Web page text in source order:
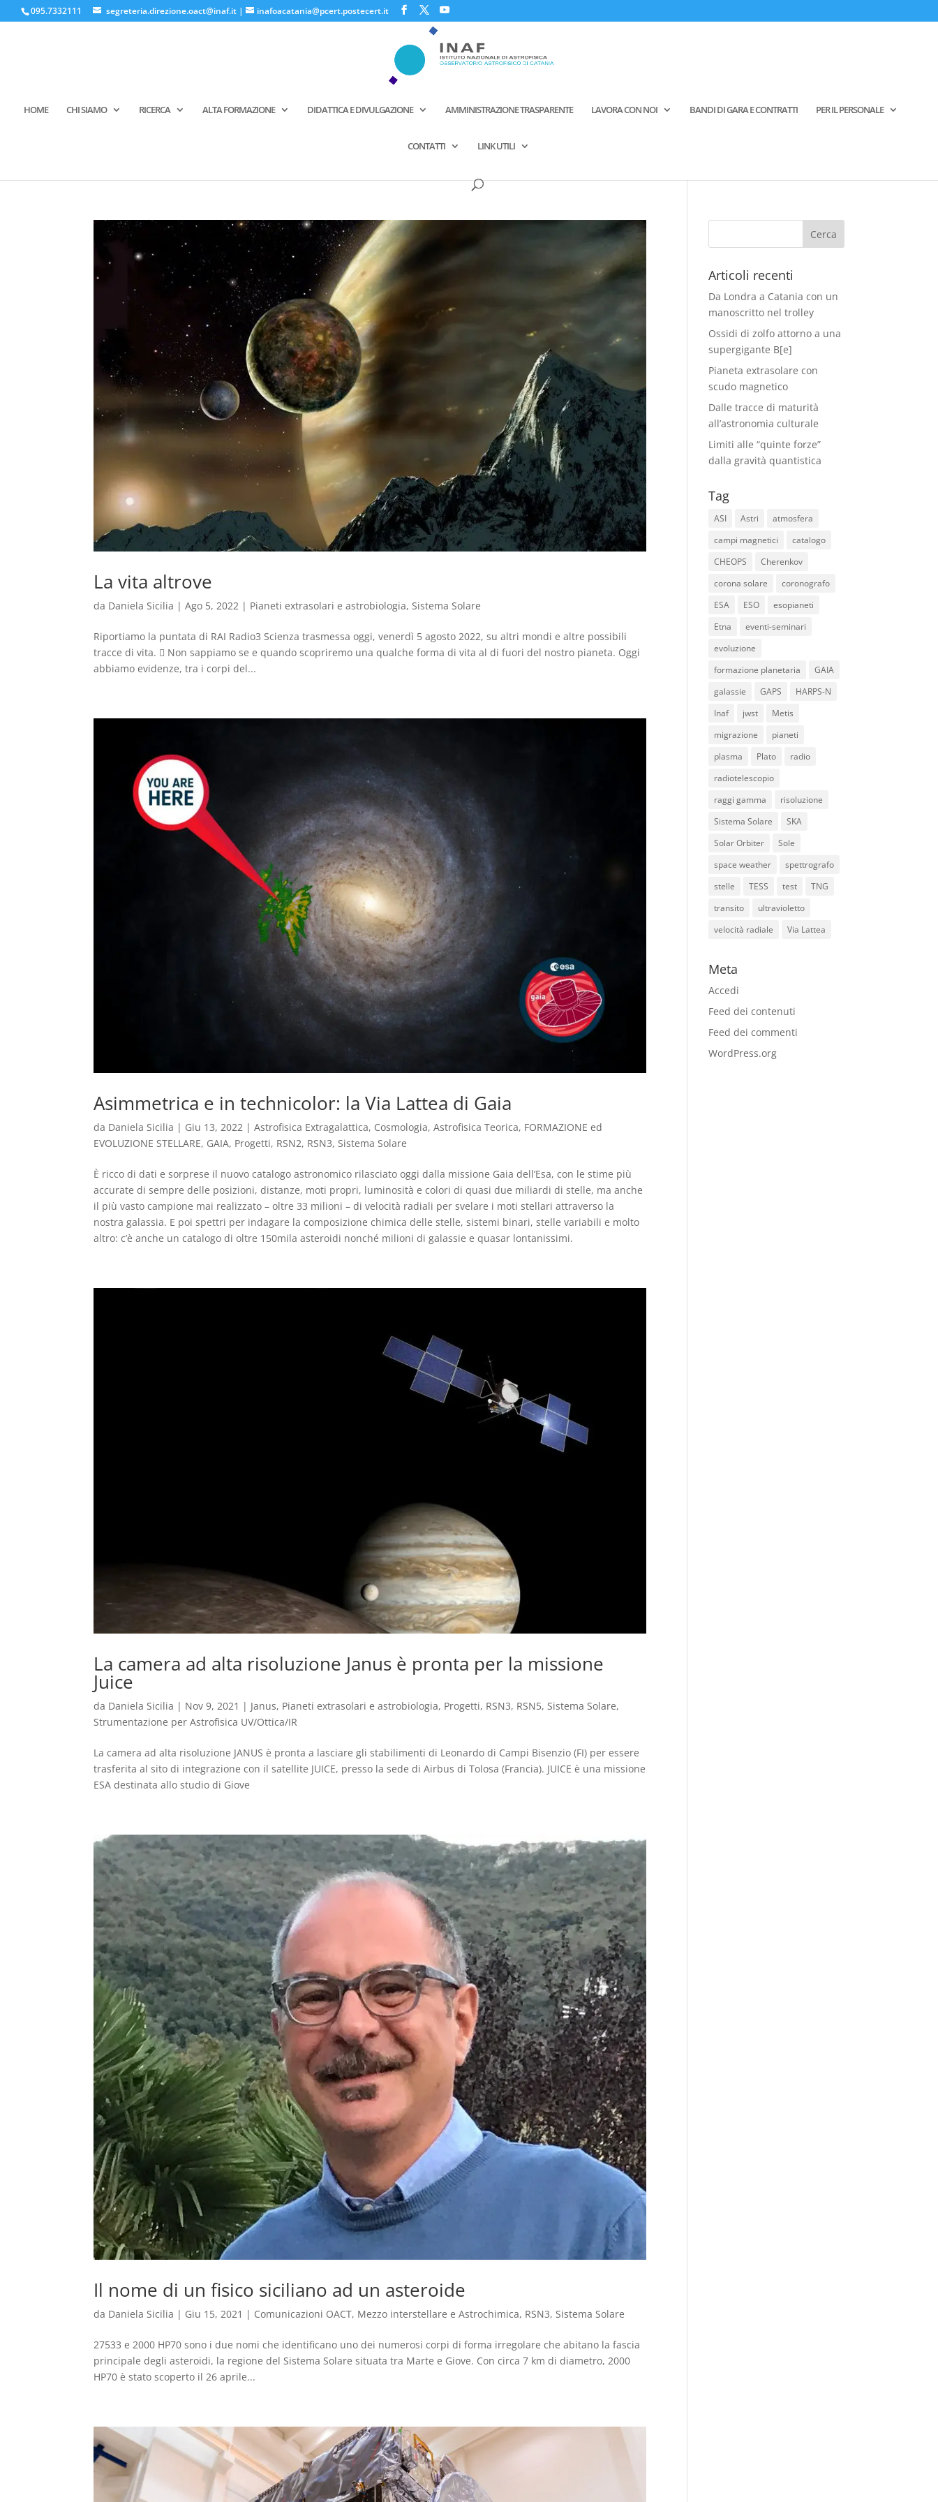
095.7332111 segreteria.direzione.oact@inaf.it | inafoacatania@pcert.postecert.it
HOME CHI SIAMO RICERCA ALTA FORMAZIONE DIDATTICA E DIVULGAZIONE AMMINISTRAZIONE TRASPARENTE LAVORA CON NOI BANDI DI GARA E CONTRATTI PER IL PERSONALE
CONTATTI LINK UTILI
La vita altrove
da Daniela Sicilia |Ago 5, 2022 | Pianeti extrasolari e astrobiologia, Sistema Solare
Riportiamo la puntata di RAI Radio3 Scienza trasmessa oggi, venerdì 5 agosto 2022, su altri mondi e altre possibili
tracce di vita.  Non sappiamo se e quando scopriremo una qualche forma di vita al di fuori del nostro pianeta. Oggi
abbiamo evidenze, tra i corpi del...
Asimmetrica e in technicolor: la Via Lattea di Gaia
da Daniela Sicilia | Giu 13, 2022 |Astrofisica Extragalattica, Cosmologia, Astrofisica Teorica, FORMAZIONE ed
EVOLUZIONE STELLARE, GAIA, Progetti, RSN2, RSN3,Sistema Solare
È ricco di dati e sorprese il nuovo catalogo astronomico rilasciato oggi dalla missione Gaia dell’Esa, con le stime più
accurate di sempre delle posizioni, distanze, moti propri, luminosità e colori di quasi due miliardi di stelle, ma anche
il più vasto campione mai realizzato – oltre 33 milioni – di velocità radiali per svelare i moti stellari attraverso la
nostra galassia. E poi spettri per indagare la composizione chimica delle stelle, sistemi binari, stelle variabili e molto
altro: c’è anche un catalogo di oltre 150mila asteroidi nonché milioni di galassie e quasar lontanissimi.
La camera ad alta risoluzione Janus è pronta per la missione
Juice
da Daniela Sicilia | Nov 9, 2021 | Janus, Pianeti extrasolari e astrobiologia, Progetti, RSN3, RSN5,Sistema Solare,
Strumentazione per Astrofisica UV/Ottica/IR
La camera ad alta risoluzione JANUS è pronta a lasciare gli stabilimenti di Leonardo di Campi Bisenzio (FI) per essere
trasferita al sito di integrazione con il satellite JUICE, presso la sede di Airbus di Tolosa (Francia). JUICE è una missione
ESA destinata allo studio di Giove
Il nome di un fisico siciliano ad un asteroide
da Daniela Sicilia | Giu 15, 2021 | Comunicazioni OACT, Mezzo interstellare e Astrochimica, RSN3, Sistema Solare
27533 e 2000 HP70 sono i due nomi che identificano uno dei numerosi corpi di forma irregolare che abitano la fascia
principale degli asteroidi, la regione del Sistema Solare situata tra Marte e Giove. Con circa 7 km di diametro, 2000
HP70 è stato scoperto il 26 aprile...
Articoli recenti
Da Londra a Catania con un
manoscritto nel trolley
Ossidi di zolfo attorno a una
supergigante B[e]
Pianeta extrasolare con
scudo magnetico
Dalle tracce di maturità
all’astronomia culturale
Limiti alle “quinte forze”
dalla gravità quantistica
Tag
ASI Astri
atmosfera
campi magnetici
catalogo
CHEOPS
Cherenkov
corona solare
coronografo
ESA
ESO
esopianeti
Etna
eventi-seminari
evoluzione
formazione planetaria
GAIA
galassie
GAPS
HARPS-N
Inaf
jwst
Metis
migrazione
pianeti
plasma
Plato
radio
radiotelescopio
raggi gamma
risoluzione
Sistema Solare
SKA
Solar Orbiter
Sole
space weather
spettrografo
stelle
TESS test
TNG
transito
ultravioletto
velocità radiale
Via Lattea
Meta
Accedi
Feed dei contenuti
Feed dei commenti
WordPress.org